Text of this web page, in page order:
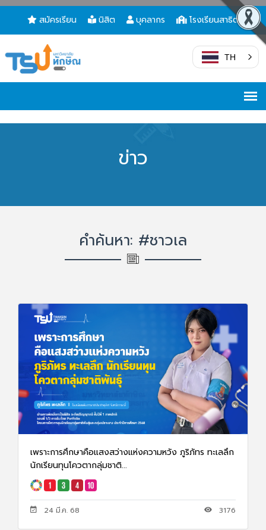
สมัครเรียน นิสิต บุคลากร โรงเรียนสาธิต
TH
ข่าว
คำค้นหา: #ชาวเล
เพราะการศึกษาคือแสงสว่างแห่งความหวัง ภูริภัทร ทะเลลึก
นักเรียนทุนโควตากลุ่มชาติ...
24 มี.ค. 68 3176